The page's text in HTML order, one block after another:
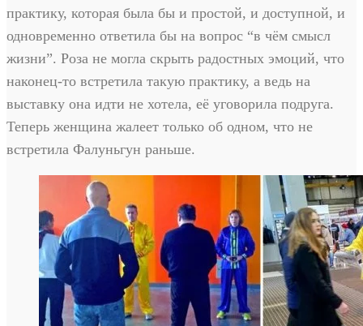
практику, которая была бы и простой, и доступной, и
одновременно ответила бы на вопрос “в чём смысл
жизни”. Роза не могла скрыть радостных эмоций, что
наконец-то встретила такую практику, а ведь на
выставку она идти не хотела, её уговорила подруга.
Теперь женщина жалеет только об одном, что не
встретила Фалуньгун раньше.